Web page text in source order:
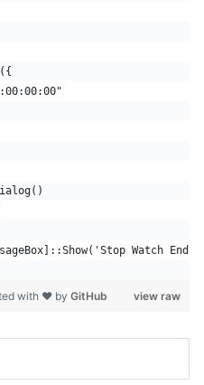
Watch End')
view raw
with ❤ by GitHub